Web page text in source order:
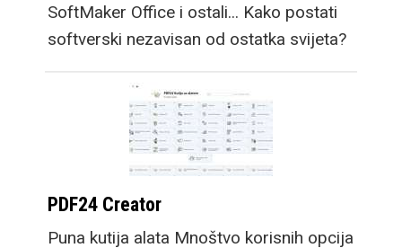
SoftMaker Office i ostali... Kako postati
softverski nezavisan od ostatka svijeta?
PDF24 Creator
Puna kutija alata Mnoštvo korisnih opcija